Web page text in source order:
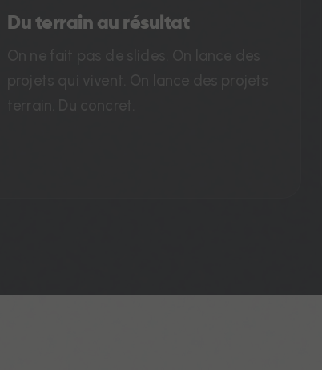
Du terrain au résultat